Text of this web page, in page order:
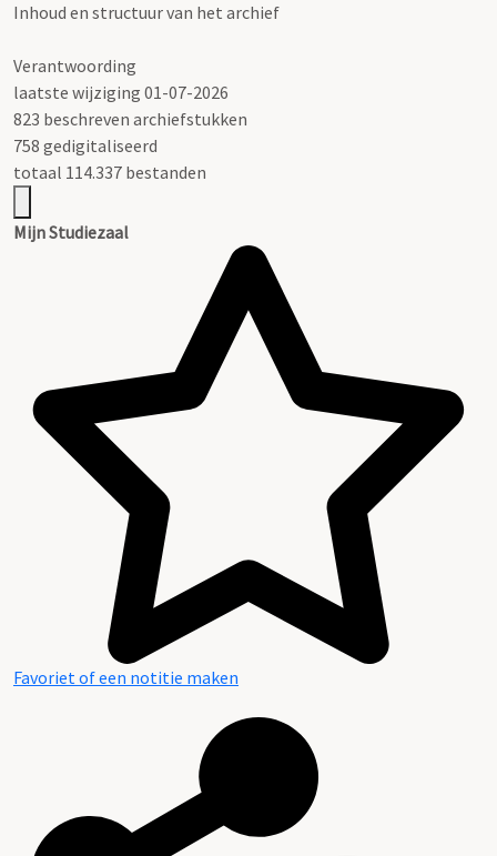
Inhoud en structuur van het archief
Verantwoording
laatste wijziging 01-07-2026
823 beschreven archiefstukken
758 gedigitaliseerd
totaal 114.337 bestanden
Mijn Studiezaal
Favoriet of een notitie maken